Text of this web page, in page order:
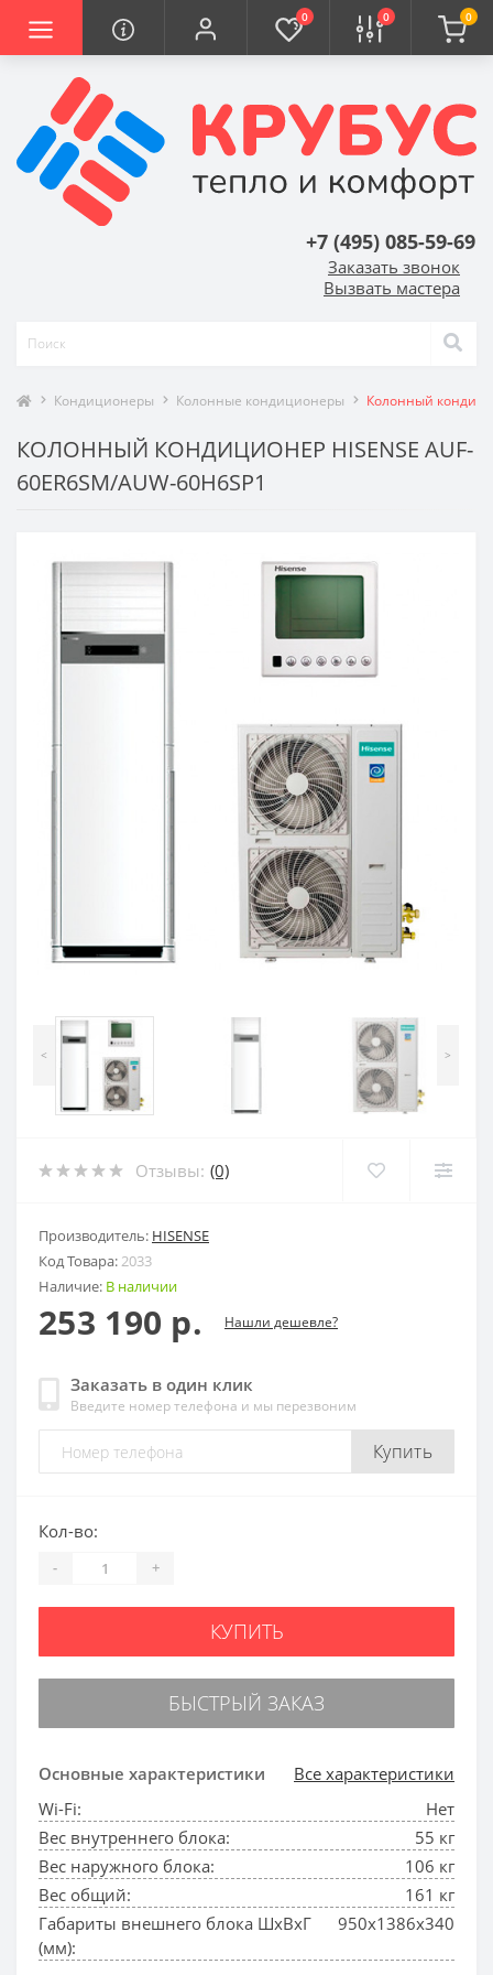
0 0 0
+7 (495) 085-59-69
Заказать звонок
Вызвать мастера
Кондиционеры Колонные кондиционеры Колонный
КОЛОННЫЙ КОНДИЦИОНЕР HISENSE AUF-
60ER6SM/AUW-60H6SP1
< >
Отзывы: (0)
Производитель: HISENSE
Код Товара:2033
Наличие: В наличии
253 190 р. Нашли дешевле?
Заказать в один клик
Введите номер телефона и мы перезвоним
Купить
Основные характеристики
Все характеристики
Wi-Fi:
Нет
Вес внутреннего блока:
55 кг
Вес наружного блока:
106 кг
Вес общий:
161 кг
Габариты внешнего блока ШхВхГ
(мм):
950x1386x340
Кол-во:
- +
КУПИТЬ
БЫСТРЫЙ ЗАКАЗ